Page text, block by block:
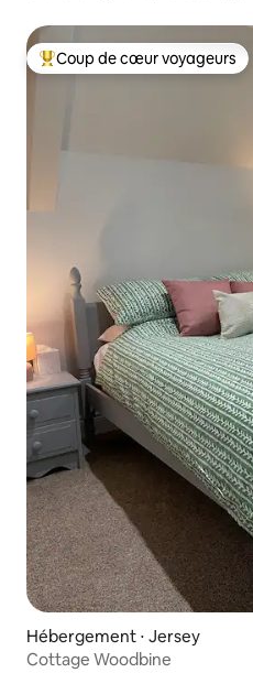
Coups de cœur voyageurs les
Coup de cœur voyageurs
Hébergement ⋅ Jersey
Cottage Woodbine